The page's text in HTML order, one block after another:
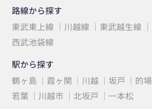
路線から探す
東武東上線
川越線 東武越生線
西武池袋線
駅から探す
鶴ヶ島
霞ヶ関 川越 坂戸 的場
若葉
川越市 北坂戸 一本松